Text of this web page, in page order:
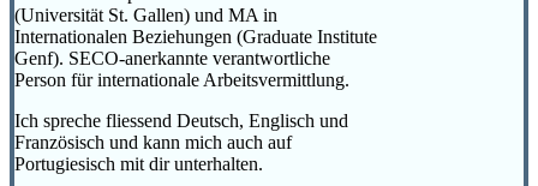
(Universität St. Gallen) und MA in
Internationalen Beziehungen (Graduate Institute
Genf). SECO-anerkannte verantwortliche
Person für internationale Arbeitsvermittlung.
Ich spreche fliessend Deutsch, Englisch und
Französisch und kann mich auch auf
Portugiesisch mit dir unterhalten.